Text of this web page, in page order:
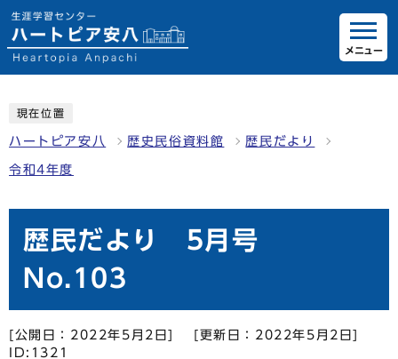
メニュー
現在位置
ハートピア安八 歴史民俗資料館 歴民だより
令和4年度
歴民だより 5月号
No.103
[公開日：2022年5月2日]
[更新日：2022年5月2日]
ID:1321